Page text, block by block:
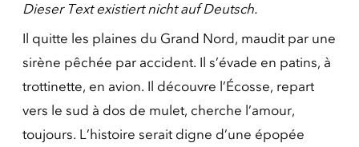
Dieser Text existiert nicht auf Deutsch.
Il quitte les plaines du Grand Nord, maudit par une
sirène pêchée par accident. Il s’évade en patins, à
trottinette, en avion. Il découvre l’Écosse, repart
vers le sud à dos de mulet, cherche l’amour,
toujours. L’histoire serait digne d’une épopée